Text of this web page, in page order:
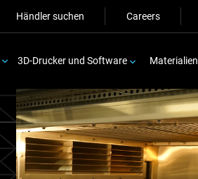
Händler suchen Careers
3D-Drucker und Software Materialien